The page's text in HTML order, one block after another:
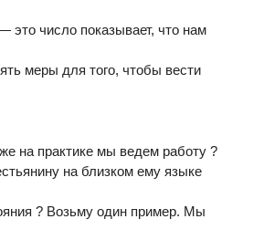
это число показывает, что нам
меры для того, чтобы вести
на практике мы ведем работу ?
на близком ему языке
? Возьму один пример. Мы